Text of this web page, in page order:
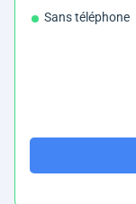
Sans téléphone